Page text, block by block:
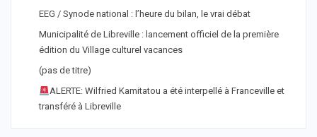
EEG / Synode national : l’heure du bilan, le vrai débat
Municipalité de Libreville : lancement officiel de la première
édition du Village culturel vacances
(pas de titre)
ALERTE: Wilfried Kamitatou a été interpellé à Franceville et
transféré à Libreville